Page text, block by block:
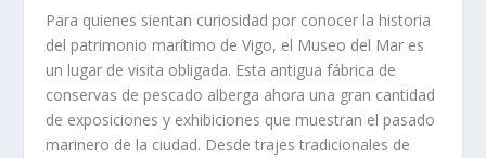
Para quienes sientan curiosidad por conocer la historia
del patrimonio marítimo de Vigo, el Museo del Mar es
un lugar de visita obligada. Esta antigua fábrica de
conservas de pescado alberga ahora una gran cantidad
de exposiciones y exhibiciones que muestran el pasado
marinero de la ciudad. Desde trajes tradicionales de